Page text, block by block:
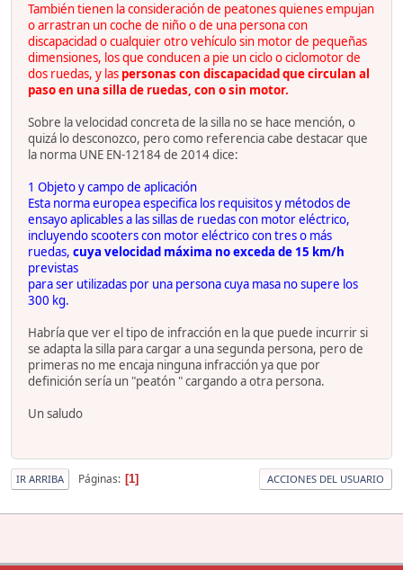
También tienen la consideración de peatones quienes empujan
o arrastran un coche de niño o de una persona con
discapacidad o cualquier otro vehículo sin motor de pequeñas
dimensiones, los que conducen a pie un ciclo o ciclomotor de
dos ruedas, y las personas con discapacidad que circulan al
paso en una silla de ruedas, con o sin motor.
Sobre la velocidad concreta de la silla no se hace mención, o
quizá lo desconozco, pero como referencia cabe destacar que
la norma UNE EN-12184 de 2014 dice:
1 Objeto y campo de aplicación
Esta norma europea especifica los requisitos y métodos de
ensayo aplicables a las sillas de ruedas con motor eléctrico,
incluyendo scooters con motor eléctrico con tres o más
ruedas, cuya velocidad máxima no exceda de 15 km/h
previstas
para ser utilizadas por una persona cuya masa no supere los
300 kg.
Habría que ver el tipo de infracción en la que puede incurrir si
se adapta la silla para cargar a una segunda persona, pero de
primeras no me encaja ninguna infracción ya que por
definición sería un "peatón " cargando a otra persona.
Un saludo
IR ARRIBA Páginas 1 ACCIONES DEL USUARIO